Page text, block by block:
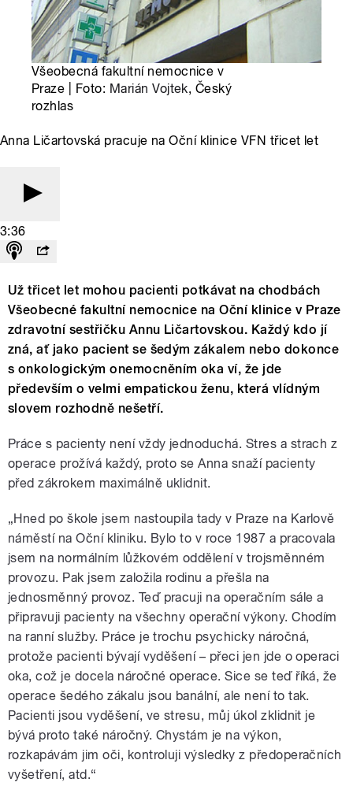
Všeobecná fakultní nemocnice v
Praze | Foto: Marián Vojtek, Český
rozhlas
Anna Ličartovská pracuje na Oční klinice VFN třicet let
3:36
Už třicet let mohou pacienti potkávat na chodbách
Všeobecné fakultní nemocnice na Oční klinice v Praze
zdravotní sestřičku Annu Ličartovskou. Každý kdo jí
zná, ať jako pacient se šedým zákalem nebo dokonce
s onkologickým onemocněním oka ví, že jde
především o velmi empatickou ženu, která vlídným
slovem rozhodně nešetří.
Práce s pacienty není vždy jednoduchá. Stres a strach z
operace prožívá každý, proto se Anna snaží pacienty
před zákrokem maximálně uklidnit.
„Hned po škole jsem nastoupila tady v Praze na Karlově
náměstí na Oční kliniku. Bylo to v roce 1987 a pracovala
jsem na normálním lůžkovém oddělení v trojsměnném
provozu. Pak jsem založila rodinu a přešla na
jednosměnný provoz. Teď pracuji na operačním sále a
připravuji pacienty na všechny operační výkony. Chodím
na ranní služby. Práce je trochu psychicky náročná,
protože pacienti bývají vyděšení – přeci jen jde o operaci
oka, což je docela náročné operace. Sice se teď říká, že
operace šedého zákalu jsou banální, ale není to tak.
Pacienti jsou vyděšení, ve stresu, můj úkol zklidnit je
bývá proto také náročný. Chystám je na výkon,
rozkapávám jim oči, kontroluji výsledky z předoperačních
vyšetření, atd.“